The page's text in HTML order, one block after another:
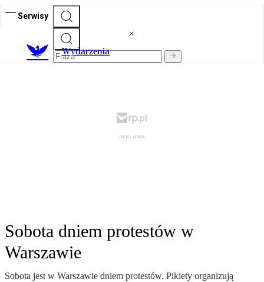
Serwisy
Wydarzenia
Sobota dniem protestów w
Warszawie
Sobota jest w Warszawie dniem protestów. Pikiety organizują